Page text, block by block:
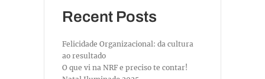
Recent Posts
Felicidade Organizacional: da cultura
ao resultado
O que vi na NRF e preciso te contar!